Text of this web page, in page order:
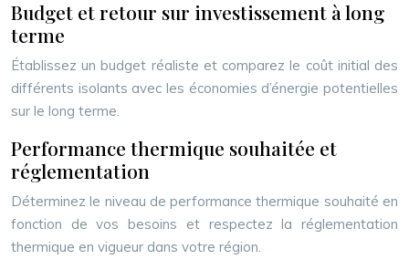
Budget et retour sur investissement à long
terme
Établissez un budget réaliste et comparez le coût initial des
différents isolants avec les économies d’énergie potentielles
sur le long terme.
Performance thermique souhaitée et
réglementation
Déterminez le niveau de performance thermique souhaité en
fonction de vos besoins et respectez la réglementation
thermique en vigueur dans votre région.